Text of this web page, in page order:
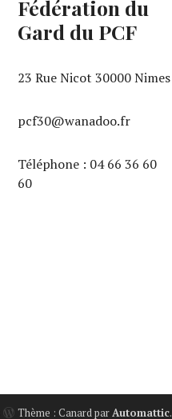
Fédération du
Gard du PCF
23 Rue Nicot 30000 Nimes
pcf30@wanadoo.fr
Téléphone : 04 66 36 60
60‬
Thème : Canard par Automattic.